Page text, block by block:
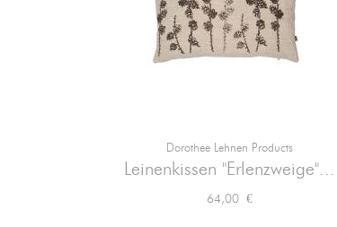
Dorothee Lehnen Products
Leinenkissen "Erlenzweige"...
Preis
64,00 €
Vorschau